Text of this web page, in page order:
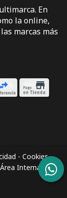
En
la online,
marcas más
- Cookies-
Área Interna